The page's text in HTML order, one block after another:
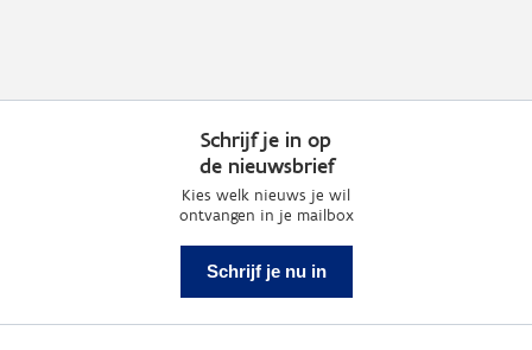
Schrijf je in op
de nieuwsbrief
Kies welk nieuws je wil
ontvangen in je mailbox
Schrijf je nu in